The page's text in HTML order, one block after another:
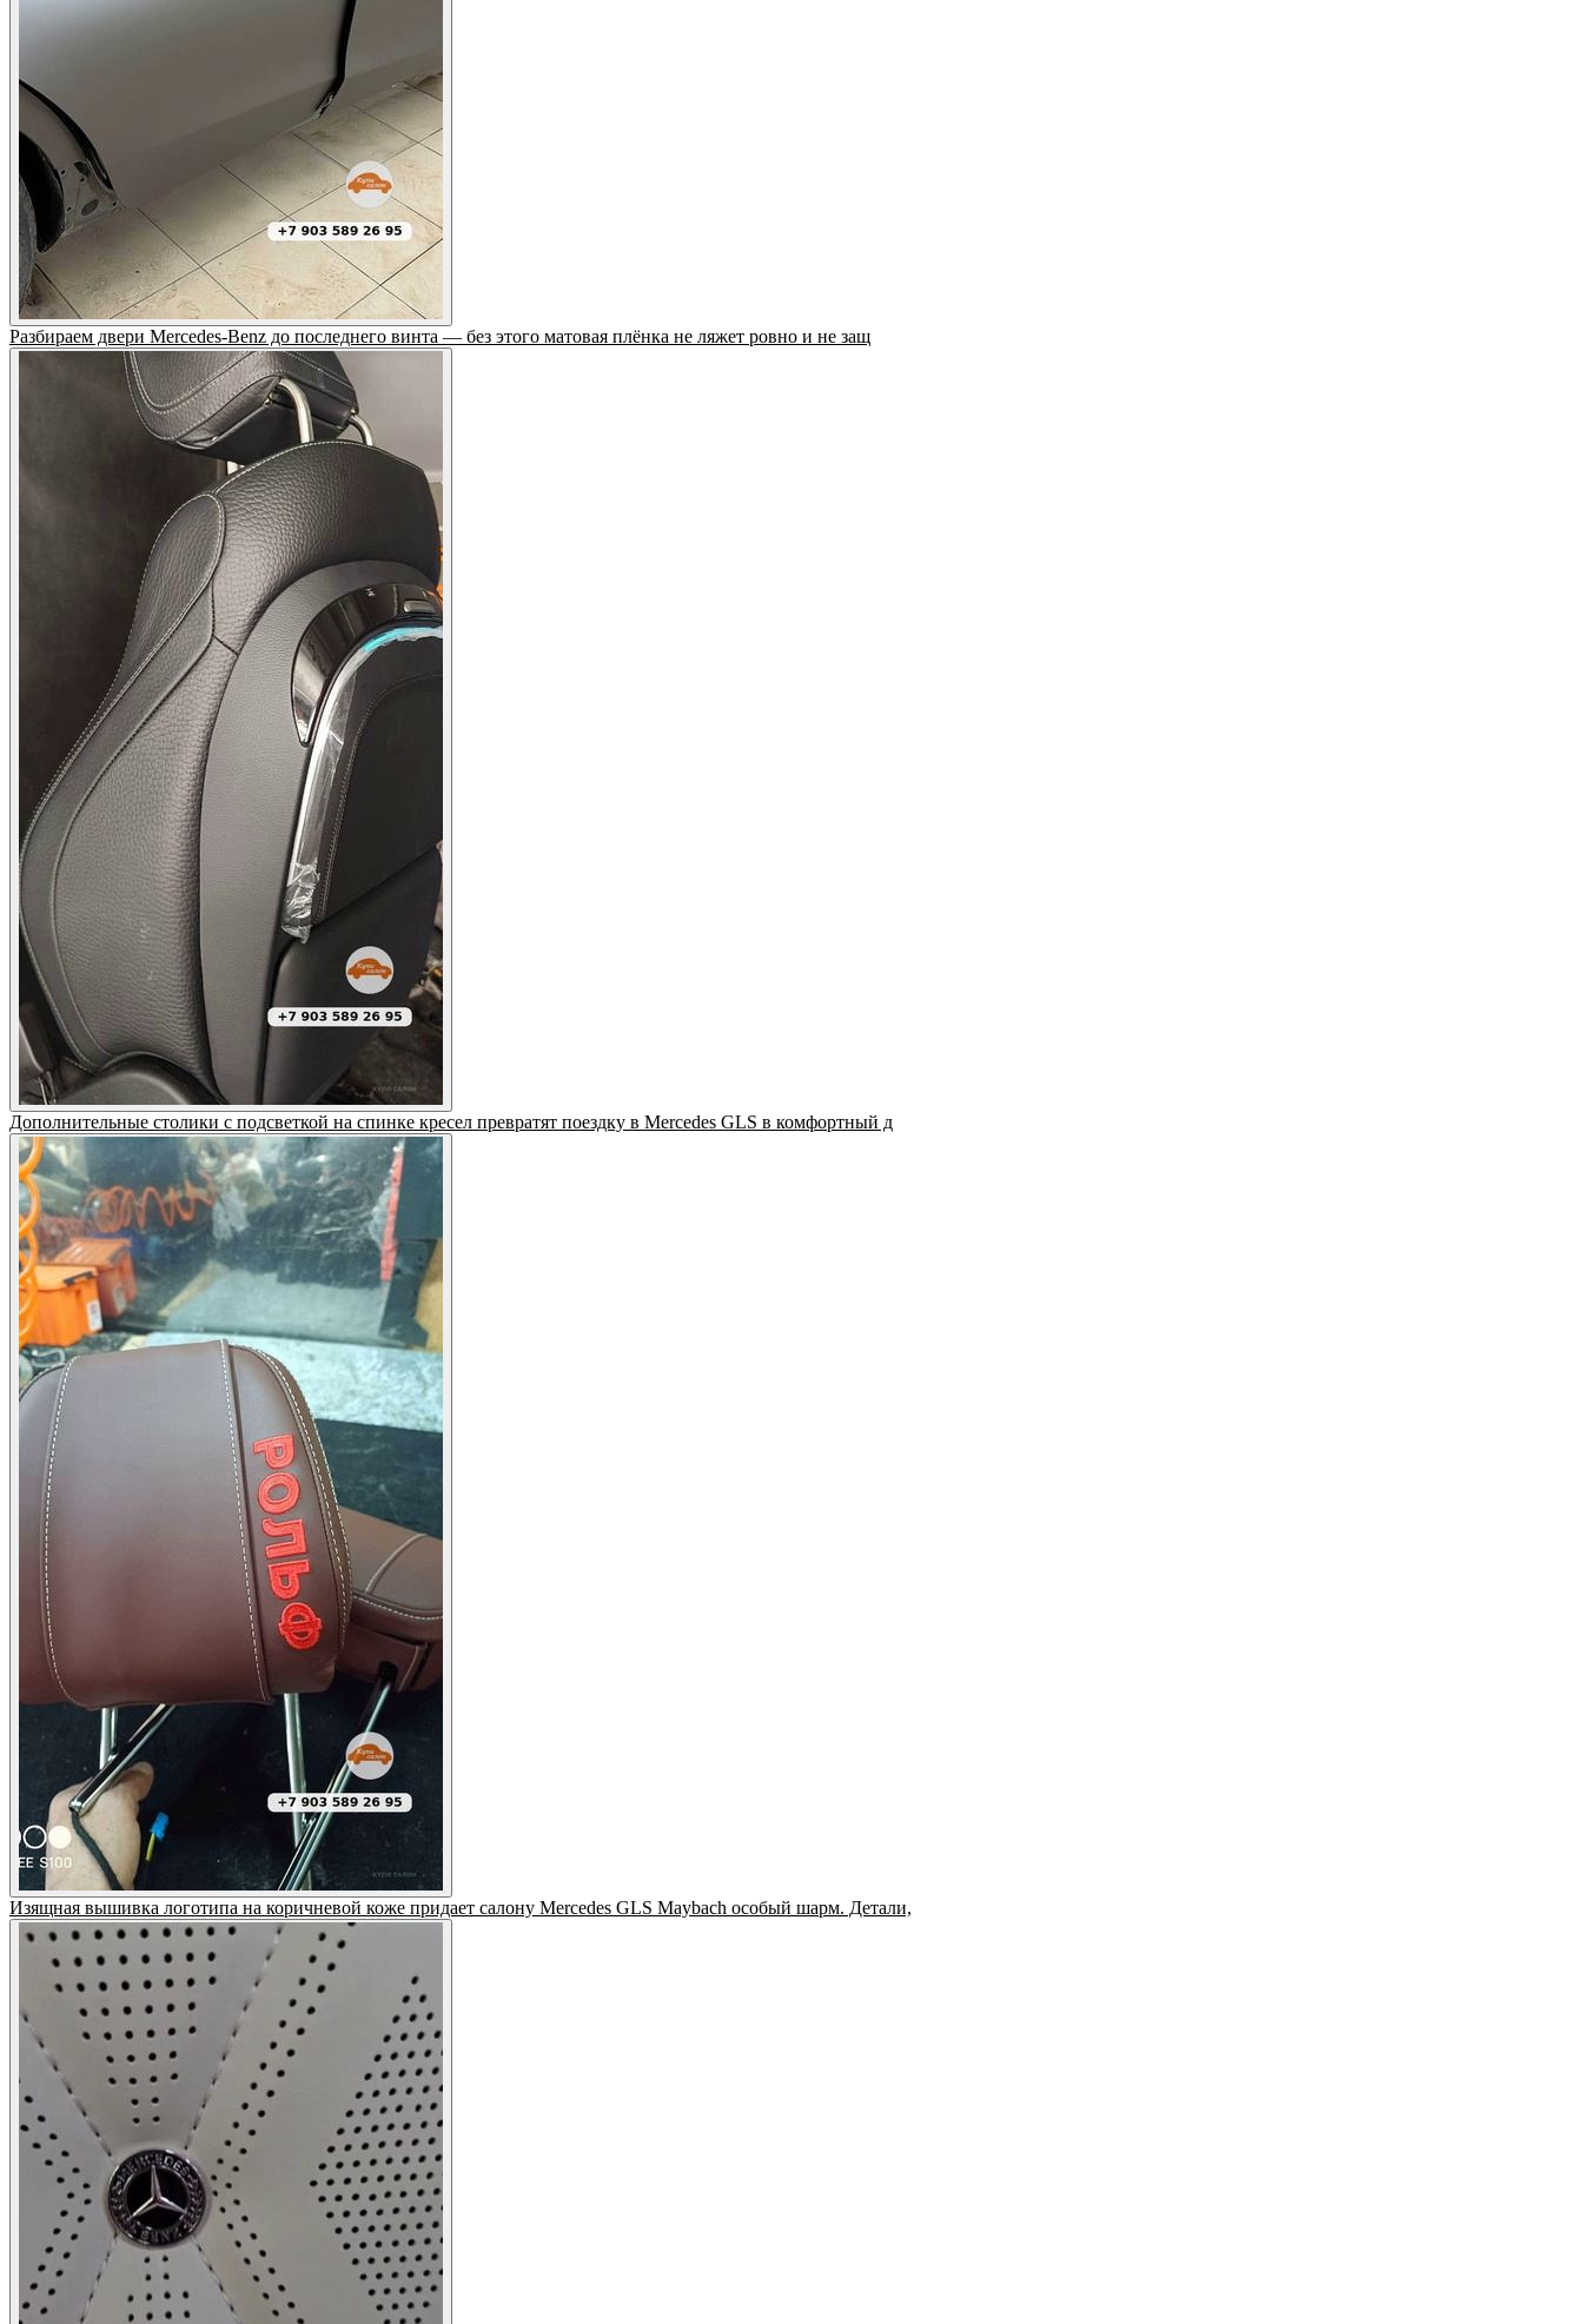
Разбираем двери Mercedes-Benz до последнего винта — без этого матовая плёнка не ляжет ровно и не защ
Дополнительные столики с подсветкой на спинке кресел превратят поездку в Mercedes GLS в комфортный д
Изящная вышивка логотипа на коричневой коже придает салону Mercedes GLS Maybach особый шарм. Детали,